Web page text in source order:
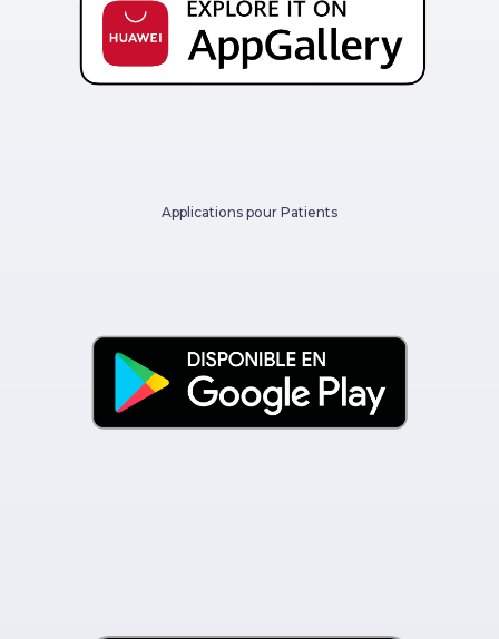
Applications pour Patients